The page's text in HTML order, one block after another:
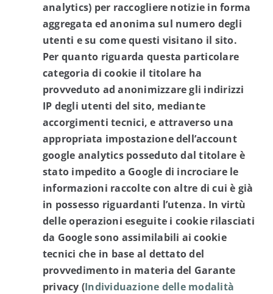
analytics) per raccogliere notizie in forma
aggregata ed anonima sul numero degli
utenti e su come questi visitano il sito.
Per quanto riguarda questa particolare
categoria di cookie il titolare ha
provveduto ad anonimizzare gli indirizzi
IP degli utenti del sito, mediante
accorgimenti tecnici, e attraverso una
appropriata impostazione dell’account
google analytics posseduto dal titolare è
stato impedito a Google di incrociare le
informazioni raccolte con altre di cui è già
in possesso riguardanti l’utenza. In virtù
delle operazioni eseguite i cookie rilasciati
da Google sono assimilabili ai cookie
tecnici che in base al dettato del
provvedimento in materia del Garante
privacy (Individuazione delle modalità